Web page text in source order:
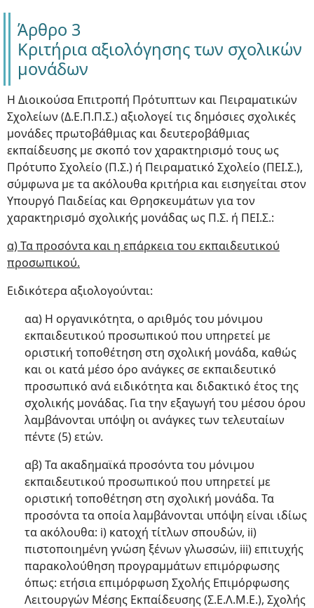
Άρθρο 3
Κριτήρια αξιολόγησης των σχολικών
μονάδων
Η Διοικούσα Επιτροπή Πρότυπτων και Πειραματικών
Σχολείων (Δ.Ε.Π.Π.Σ.) αξιολογεί τις δημόσιες σχολικές
μονάδες πρωτοβάθμιας και δευτεροβάθμιας
εκπαίδευσης με σκοπό τον χαρακτηρισμό τους ως
Πρότυπο Σχολείο (Π.Σ.) ή Πειραματικό Σχολείο (ΠΕΙ.Σ.),
σύμφωνα με τα ακόλουθα κριτήρια και εισηγείται στον
Υπουργό Παιδείας και Θρησκευμάτων για τον
χαρακτηρισμό σχολικής μονάδας ως Π.Σ. ή ΠΕΙ.Σ.:
α) Τα προσόντα και η επάρκεια του εκπαιδευτικού
προσωπικού.
Ειδικότερα αξιολογούνται:
αα) Η οργανικότητα, ο αριθμός του μόνιμου
εκπαιδευτικού προσωπικού που υπηρετεί με
οριστική τοποθέτηση στη σχολική μονάδα, καθώς
και οι κατά μέσο όρο ανάγκες σε εκπαιδευτικό
προσωπικό ανά ειδικότητα και διδακτικό έτος της
σχολικής μονάδας. Για την εξαγωγή του μέσου όρου
λαμβάνονται υπόψη οι ανάγκες των τελευταίων
πέντε (5) ετών.
αβ) Τα ακαδημαϊκά προσόντα του μόνιμου
εκπαιδευτικού προσωπικού που υπηρετεί με
οριστική τοποθέτηση στη σχολική μονάδα. Τα
προσόντα τα οποία λαμβάνονται υπόψη είναι ιδίως
τα ακόλουθα: i) κατοχή τίτλων σπουδών, ii)
πιστοποιημένη γνώση ξένων γλωσσών, iii) επιτυχής
παρακολούθηση προγραμμάτων επιμόρφωσης
όπως: ετήσια επιμόρφωση Σχολής Επιμόρφωσης
Λειτουργών Μέσης Εκπαίδευσης (Σ.Ε.Λ.Μ.Ε.), Σχολής